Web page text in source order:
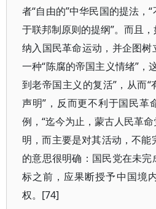
者“自由的”中华民国的提法，
于联邦制原则的提纲”。而且
纳入国民革命运动，并企图
一种“陈腐的帝国主义情绪”，
到老帝国主义的复活”，从而
声明”，反而更不利于国民革
例，“迄今为止，蒙古人民革
明，而主要是对其活动，不能
的意思很明确：国民党在未完
标之前，应果断授予中国境
权。[74]